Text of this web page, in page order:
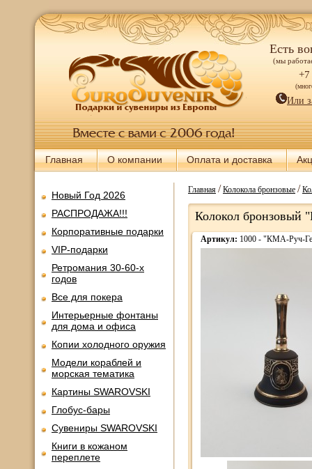
Есть
(мы
+7
Или
Главная О компании Оплата и доставка
Новый Год 2026
РАСПРОДАЖА!!!
Корпоративные подарки
VIP-подарки
Ретромания 30-60-х
годов
Все для покера
Интерьерные фонтаны
для дома и офиса
Копии холодного оружия
Модели кораблей и
морская тематика
Картины SWAROVSKI
Глобус-бары
Сувениры SWAROVSKI
Книги в кожаном
переплете
Главная/Колокола бронзовые/
Колокол бронзовый
Артикул: 1000 - "КМА-Руч-